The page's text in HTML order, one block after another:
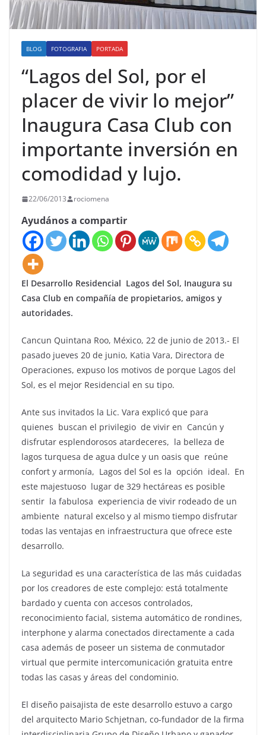
BLOG FOTOGRAFIA PORTADA
“Lagos del Sol, por el
placer de vivir lo mejor”
Inaugura Casa Club con
importante inversión en
comodidad y lujo.
22/06/2013 rociomena
Ayudános a compartir
El Desarrollo Residencial Lagos del Sol, Inaugura su
Casa Club en compañía de propietarios, amigos y
autoridades.
Cancun Quintana Roo, México, 22 de junio de 2013.- El
pasado jueves 20 de junio, Katia Vara, Directora de
Operaciones, expuso los motivos de porque Lagos del
Sol, es el mejor Residencial en su tipo.
Ante sus invitados la Lic. Vara explicó que para
quienes buscan el privilegio de vivir en Cancún y
disfrutar esplendorosos atardeceres, la belleza de
lagos turquesa de agua dulce y un oasis que reúne
confort y armonía, Lagos del Sol es la opción ideal. En
este majestuoso lugar de 329 hectáreas es posible
sentir la fabulosa experiencia de vivir rodeado de un
ambiente natural excelso y al mismo tiempo disfrutar
todas las ventajas en infraestructura que ofrece este
desarrollo.
La seguridad es una característica de las más cuidadas
por los creadores de este complejo: está totalmente
bardado y cuenta con accesos controlados,
reconocimiento facial, sistema automático de rondines,
interphone y alarma conectados directamente a cada
casa además de poseer un sistema de conmutador
virtual que permite intercomunicación gratuita entre
todas las casas y áreas del condominio.
El diseño paisajista de este desarrollo estuvo a cargo
del arquitecto Mario Schjetnan, co-fundador de la firma